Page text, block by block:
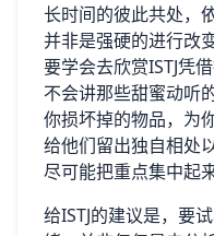
长时间的彼此共处，
并非是强硬的进行改
要学会去欣赏ISTJ凭
不会讲那些甜蜜动听
你损坏掉的物品，为
给他们留出独自相处
尽可能把重点集中起来
给ISTJ的建议是，要